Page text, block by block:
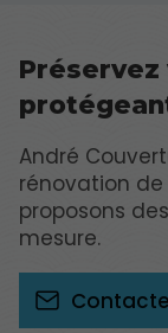
André
rénovation
proposons
mesure.